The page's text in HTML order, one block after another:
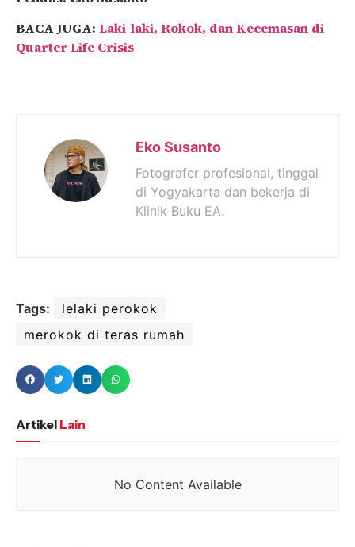
BACA JUGA: Laki-laki, Rokok, dan Kecemasan di
Quarter Life Crisis
Eko Susanto
Fotografer profesional, tinggal
di Yogyakarta dan bekerja di
Klinik Buku EA.
Tags:
lelaki perokok
merokok di teras rumah
Artikel Lain
No Content Available